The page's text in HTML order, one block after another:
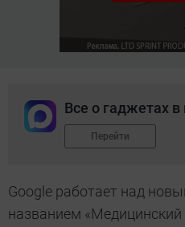
Все о гаджетах
Перейти
Google работает над
названием «Медицинский